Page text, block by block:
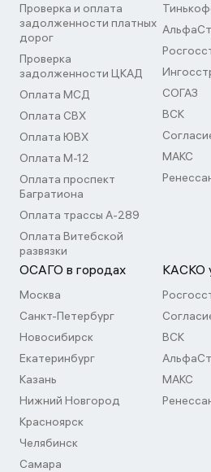
Проверка и оплата
задолженности платных
дорог
Проверка
задолженности ЦКАД
Оплата МСД
Оплата СВХ
Оплата ЮВХ
Оплата М-12
Оплата проспект
Багратиона
Оплата трассы А-289
Оплата Витебской
развязки
СОГАЗ
ВСК
МАКС
ОСАГО в городах
Москва
Санкт-Петербург
Новосибирск
Екатеринбург
Казань
Нижний Новгород
Красноярск
Челябинск
Самара
КАСКО
ВСК
МАКС